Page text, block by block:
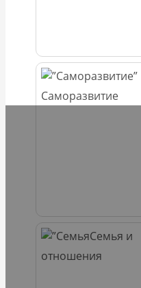
Саморазвитие
Семья и
отношения